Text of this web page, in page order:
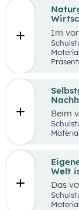
Welt
Das
sich
auf
Im
die
Beim